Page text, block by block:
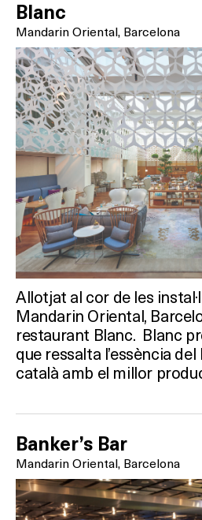
Blanc
Mandarin Oriental, Barcelona
Allotjat al cor de les
Mandarin Oriental,
restaurant Blanc. Blanc
que ressalta l’essència
català amb el millor
Banker’s Bar
Mandarin Oriental, Barcelona